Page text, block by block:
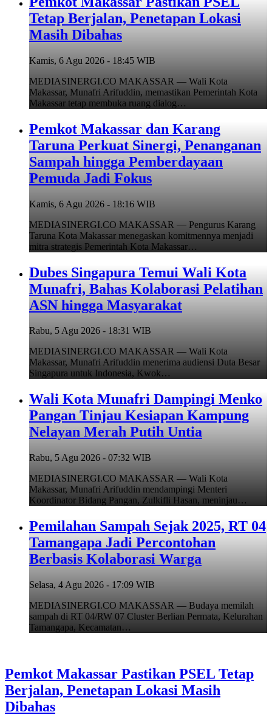
Tetap Berjalan, Penetapan Lokasi
Masih Dibahas
Kamis, 6 Agu 2026 - 18:45 WIB
MEDIASINERGI.CO MAKASSAR — Wali Kota
Makassar, Munafri Arifuddin, memastikan Pemerintah Kota
Makassar tetap membuka ruang dialog…
Pemkot Makassar dan Karang
Taruna Perkuat Sinergi, Penanganan
Sampah hingga Pemberdayaan
Pemuda Jadi Fokus
Kamis, 6 Agu 2026 - 18:16 WIB
MEDIASINERGI.CO MAKASSAR — Pengurus Karang
Taruna Kota Makassar menegaskan komitmennya menjadi
mitra strategis Pemerintah Kota Makassar…
Dubes Singapura Temui Wali Kota
Munafri, Bahas Kolaborasi Pelatihan
ASN hingga Masyarakat
Rabu, 5 Agu 2026 - 18:31 WIB
MEDIASINERGI.CO MAKASSAR — Wali Kota
Makassar, Munafri Arifuddin menerima audiensi Duta Besar
Singapura untuk Indonesia, Kwok…
Wali Kota Munafri Dampingi Menko
Pangan Tinjau Kesiapan Kampung
Nelayan Merah Putih Untia
Rabu, 5 Agu 2026 - 07:32 WIB
MEDIASINERGI.CO MAKASSAR — Wali Kota
Makassar, Munafri Arifuddin mendampingi Menteri
Koordinator Bidang Pangan, Zulkifli Hasan, meninjau…
Pemilahan Sampah Sejak 2025, RT 04
Tamangapa Jadi Percontohan
Berbasis Kolaborasi Warga
Selasa, 4 Agu 2026 - 17:09 WIB
MEDIASINERGI.CO MAKASSAR — Budaya memilah
sampah di RT 04/RW 07 Cluster Berlian Permata, Kelurahan
Tamangapa, Kecamatan…
Pemkot Makassar Pastikan PSEL Tetap
Berjalan, Penetapan Lokasi Masih
Dibahas